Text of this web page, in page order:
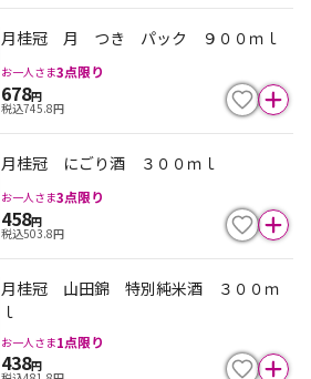
月桂冠 月 つき パック ９００ｍｌ
お一人さま3点限り
678円
税込745.8円
月桂冠 にごり酒 ３００ｍｌ
お一人さま3点限り
458円
税込503.8円
月桂冠 山田錦 特別純米酒 ３００ｍ
ｌ
お一人さま1点限り
438円